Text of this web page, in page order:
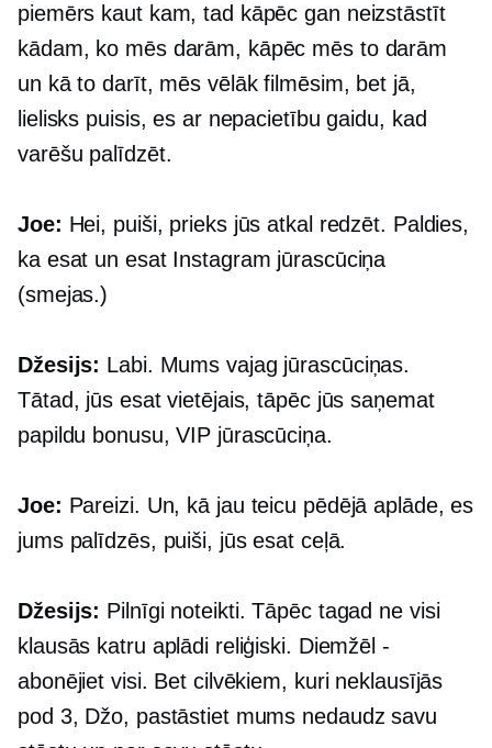
piemērs kaut kam, tad kāpēc gan neizstāstīt
kādam, ko mēs darām, kāpēc mēs to darām
un kā to darīt, mēs vēlāk filmēsim, bet jā,
lielisks puisis, es ar nepacietību gaidu, kad
varēšu palīdzēt.
Joe: Hei, puiši, prieks jūs atkal redzēt. Paldies,
ka esat un esat Instagram jūrascūciņa
(smejas.)
Džesijs: Labi. Mums vajag jūrascūciņas.
Tātad, jūs esat vietējais, tāpēc jūs saņemat
papildu bonusu, VIP jūrascūciņa.
Joe: Pareizi. Un, kā jau teicu pēdējā aplāde, es
jums palīdzēs, puiši, jūs esat ceļā.
Džesijs: Pilnīgi noteikti. Tāpēc tagad ne visi
klausās katru aplādi reliģiski. Diemžēl -
abonējiet visi. Bet cilvēkiem, kuri neklausījās
pod 3, Džo, pastāstiet mums nedaudz savu